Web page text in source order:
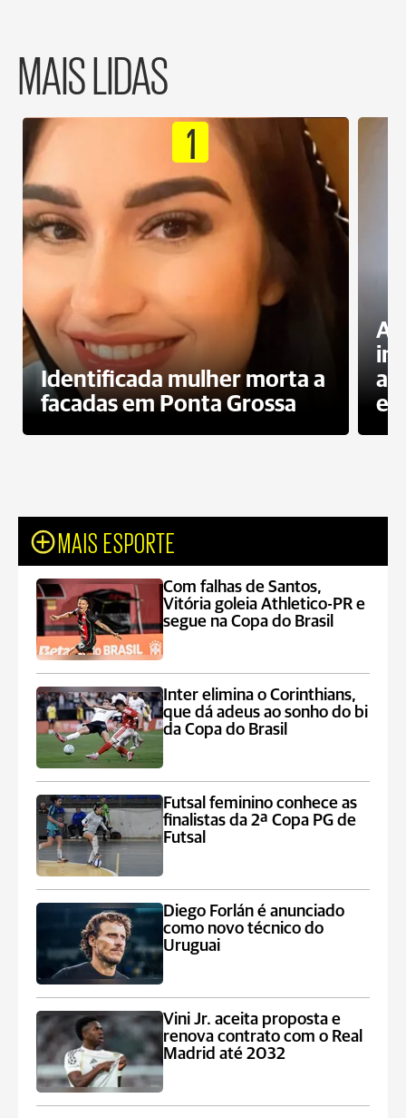
MAIS LIDAS
1
Identificada mulher morta a
facadas em Ponta Grossa
MAIS ESPORTE
Com falhas de Santos,
Vitória goleia Athletico-PR e
segue na Copa do Brasil
Inter elimina o Corinthians,
que dá adeus ao sonho do bi
da Copa do Brasil
Futsal feminino conhece as
finalistas da 2ª Copa PG de
Futsal
Diego Forlán é anunciado
como novo técnico do
Uruguai
Vini Jr. aceita proposta e
renova contrato com o Real
Madrid até 2032